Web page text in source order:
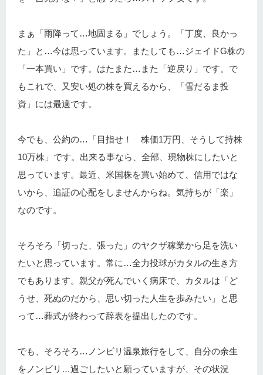
まぁ「雨降って…地固まる」でしょう。「丁度、良かっ
た」と…今は思っています。またしても…ジェイドG株の
「一本買い」です。はたまた…また「逆戻り」です。で
もこれで、又安い処の株を買えるから、「雪だるま投
資」には最適です。
今でも、公約の…「目指せ！ 株価1万円、そうして持株
10万株」です。出来る事なら、全部、現物株にしたいと
思っています。最近、米国株を買い始めて、信用ではな
いから、追証の心配をしませんからね。気持ちが「楽」
なのです。
そろそろ「切った、張った」のヤクザ稼業から足を洗い
たいと思っています。常に…全力投球がカタルの生き方
でもあります。親父が死んでいく病床で、カタルは「ど
うせ、死ぬのだから、思い切った人生を歩みたい」と思
って…葬式が終わって辞表を提出したのです。
でも、そろそろ…ノンビリ温泉旅行をして、自分の余生
をノンビリ…過ごしたいと願っていますが、その状況